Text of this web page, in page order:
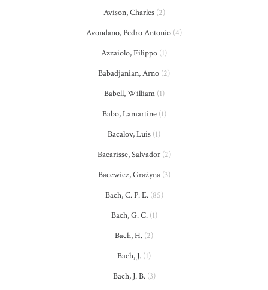
Avison, Charles(2)
Avondano, Pedro Antonio (4)
Azzaiolo, Filippo (1)
Babadjanian, Arno (2)
Babell, William(1)
Babo, Lamartine(1)
Bacalov, Luis (1)
Bacarisse, Salvador(2)
Bacewicz, Grażyna(3)
Bach, C. P. E.(85)
Bach, G. C.(1)
Bach, H. (2)
Bach, J. (1)
Bach, J. B.(3)